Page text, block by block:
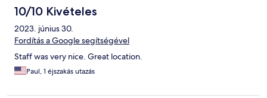
10/10 Kivételes
2023. június 30.
Fordítás a Google segítségével
Staff was very nice. Great location.
Paul, 1 éjszakás utazás